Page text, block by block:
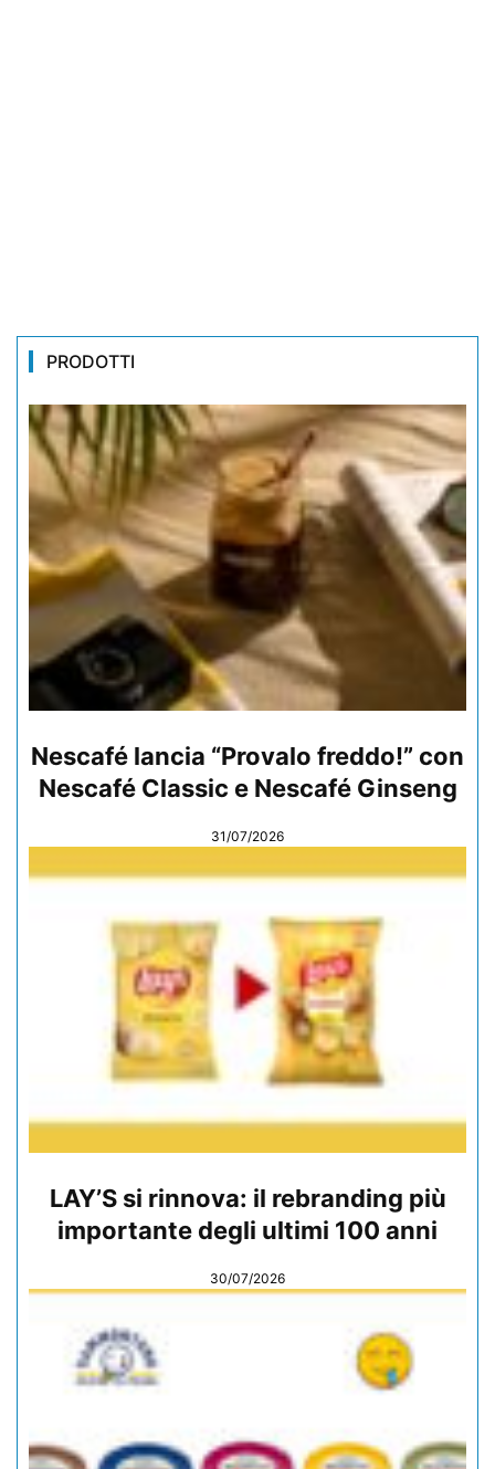
PRODOTTI
Nescafé lancia “Provalo freddo!” con
Nescafé Classic e Nescafé Ginseng
31/07/2026
LAY’S si rinnova: il rebranding più
importante degli ultimi 100 anni
30/07/2026